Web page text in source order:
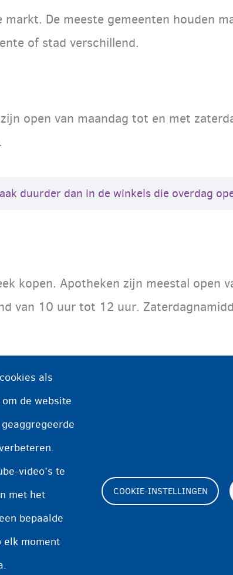
De meeste gemeenten houden
of stad verschillend.
open van maandag tot en met
duurder dan in de winkels die overdag
kopen. Apotheken zijn meestal open
van 10 uur tot 12 uur.
hebt u toestemming van de dokter, dan
of op zondag open is. Vraag de
als
de website
video’s te
met het
bepaalde
elk moment
COOKIE-INSTELLINGEN
Cookie-instellingen